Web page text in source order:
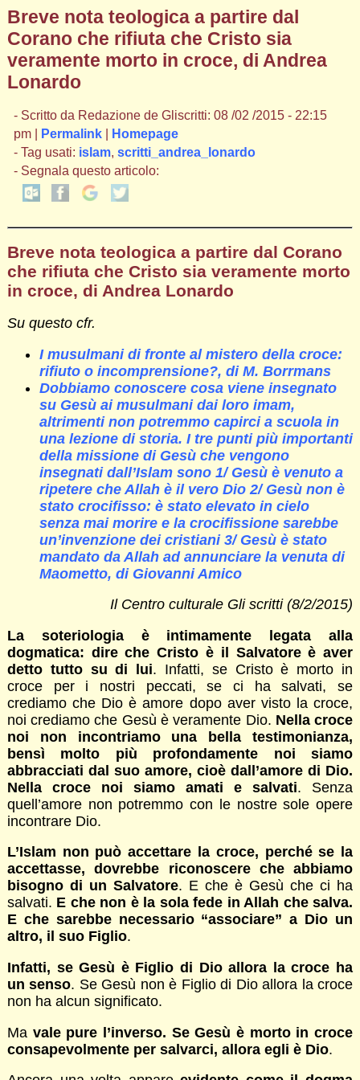
Breve nota teologica a partire dal
Corano che rifiuta che Cristo sia
veramente morto in croce, di Andrea
Lonardo
- Scritto da Redazione de Gliscritti: 08 /02 /2015 - 22:15
pm |
Permalink|
Homepage
- Tag usati: islam, scritti_andrea_lonardo
- Segnala questo articolo:
Breve nota teologica a partire dal Corano
che rifiuta che Cristo sia veramente morto
in croce, di Andrea Lonardo
Su questo cfr.
I musulmani di fronte al mistero della croce:
rifiuto o incomprensione?, di M. Borrmans
Dobbiamo conoscere cosa viene insegnato
su Gesù ai musulmani dai loro imam,
altrimenti non potremmo capirci a scuola in
una lezione di storia. I tre punti più importanti
della missione di Gesù che vengono
insegnati dall’Islam sono 1/ Gesù è venuto a
ripetere che Allah è il vero Dio 2/ Gesù non è
stato crocifisso: è stato elevato in cielo
senza mai morire e la crocifissione sarebbe
un’invenzione dei cristiani 3/ Gesù è stato
mandato da Allah ad annunciare la venuta di
Maometto, di Giovanni Amico
Il Centro culturale Gli scritti (8/2/2015)
La soteriologia è intimamente legata alla
dogmatica: dire che Cristo è il Salvatore è aver
detto tutto su di lui. Infatti, se Cristo è morto in
croce per i nostri peccati, se ci ha salvati, se
crediamo che Dio è amore dopo aver visto la croce,
noi crediamo che Gesù è veramente Dio. Nella croce
noi non incontriamo una bella testimonianza,
bensì molto più profondamente noi siamo
abbracciati dal suo amore, cioè dall’amore di Dio.
Nella croce noi siamo amati e salvati. Senza
quell’amore non potremmo con le nostre sole opere
incontrare Dio.
L’Islam non può accettare la croce, perché se la
accettasse, dovrebbe riconoscere che abbiamo
bisogno di un Salvatore. E che è Gesù che ci ha
salvati. E che non è la sola fede in Allah che salva.
E che sarebbe necessario “associare” a Dio un
altro, il suo Figlio.
Infatti, se Gesù è Figlio di Dio allora la croce ha
un senso. Se Gesù non è Figlio di Dio allora la croce
non ha alcun significato.
Ma vale pure l’inverso. Se Gesù è morto in croce
consapevolmente per salvarci, allora egli è Dio.